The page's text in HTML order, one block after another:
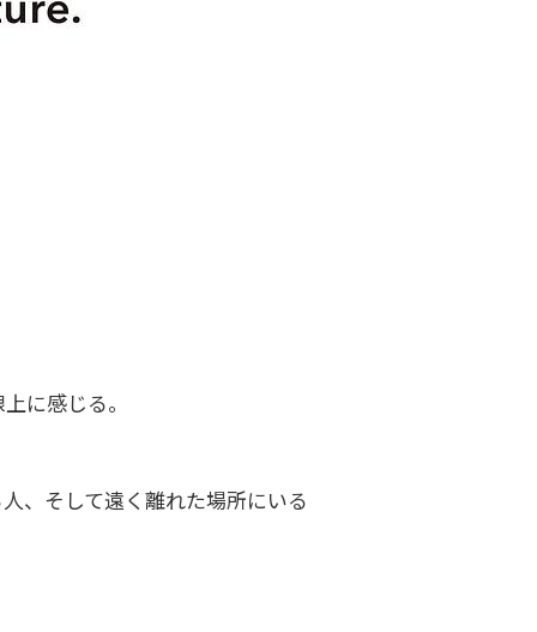
に感じる。
、そして遠く離れた場所にいる